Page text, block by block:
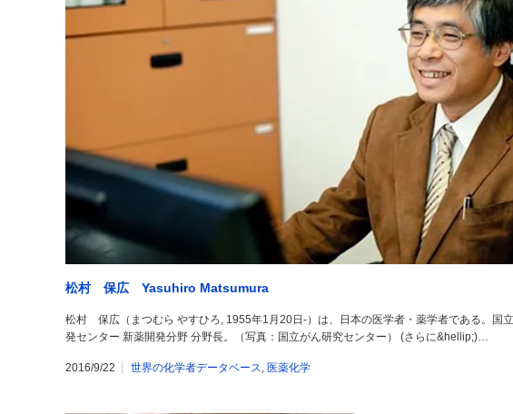
松村 保広 Yasuhiro Matsumura
松村 保広（まつむら やすひろ, 1955年1月20日-）は、日本の医学者・薬学者である。国
発センター 新薬開発分野 分野長。（写真：国立がん研究センター） (さらに&hellip;)…
2016/9/22 世界の化学者データベース, 医薬化学